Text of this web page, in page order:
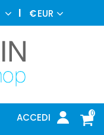
€EUR
0
ACCEDI